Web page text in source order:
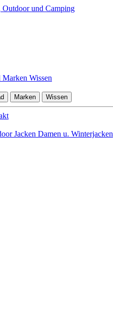
Marken Wissen
Marken Wissen
Jacken Damen u. Winterjacken